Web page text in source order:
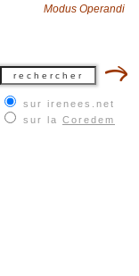
Modus Operandi
sur irenees.net
sur la Coredem